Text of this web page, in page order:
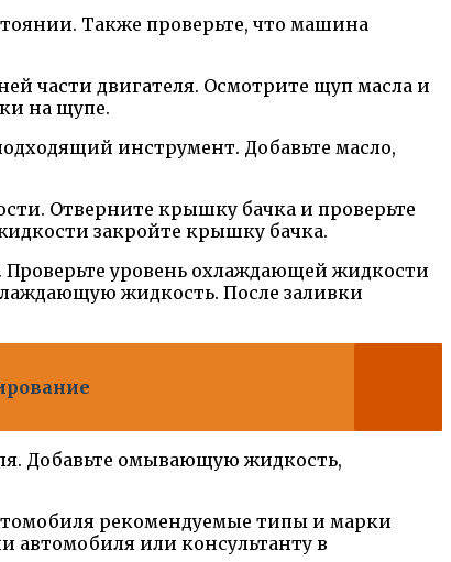
Также проверьте, что машина
части двигателя. Осмотрите щуп масла и
на щупе.
инструмент. Добавьте масло,
Отверните крышку бачка и проверьте
закройте крышку бачка.
уровень охлаждающей жидкости
жидкость. После заливки
Добавьте омывающую жидкость,
рекомендуемые типы и марки
автомобиля или консультанту в